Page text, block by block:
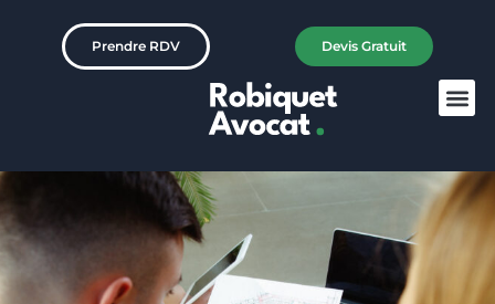
Prendre RDV Devis Gratuit